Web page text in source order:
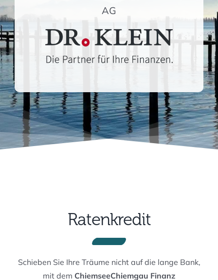
AG
Ratenkredit
Schieben Sie Ihre Träume nicht auf die lange Bank,
mit dem ChiemseeChiemgau Finanz